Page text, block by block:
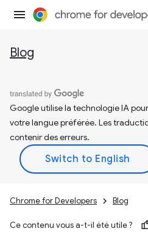
Blog
Google utilise la technologie IA
votre langue préférée. Les
contenir des erreurs.
Chrome for Developers Blog
Ce contenu vous a-t-il été utile ?